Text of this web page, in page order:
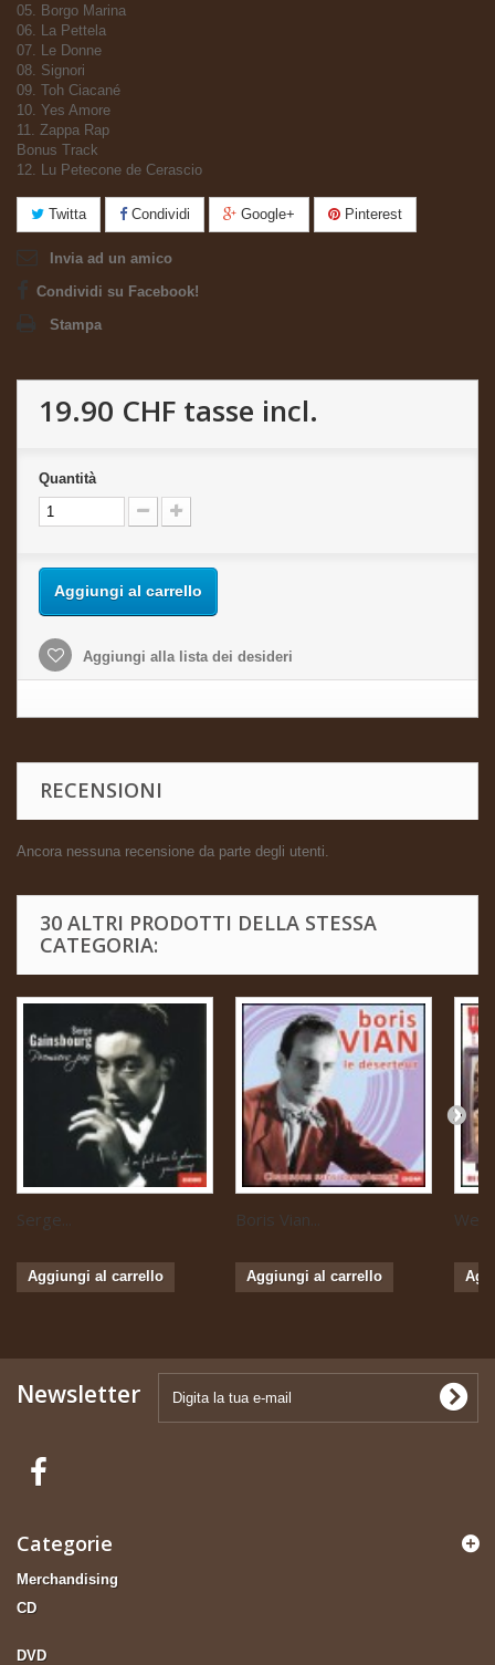
05. Borgo Marina
06. La Pettela
07. Le Donne
08. Signori
09. Toh Ciacané
10. Yes Amore
11. Zappa Rap
Bonus Track
12. Lu Petecone de Cerascio
Twitta Condividi Google+ Pinterest
Invia ad un amico
Condividi su Facebook!
Stampa
19.90 CHF tasse incl.
Quantità
Aggiungi al carrello
Aggiungi alla lista dei desideri
RECENSIONI
Ancora nessuna recensione da parte degli utenti.
30 ALTRI PRODOTTI DELLA STESSA
CATEGORIA:
Serge...
Aggiungi al carrello
Boris Vian...
Aggiungi al carrello
Newsletter
Categorie
Merchandising
CD
DVD